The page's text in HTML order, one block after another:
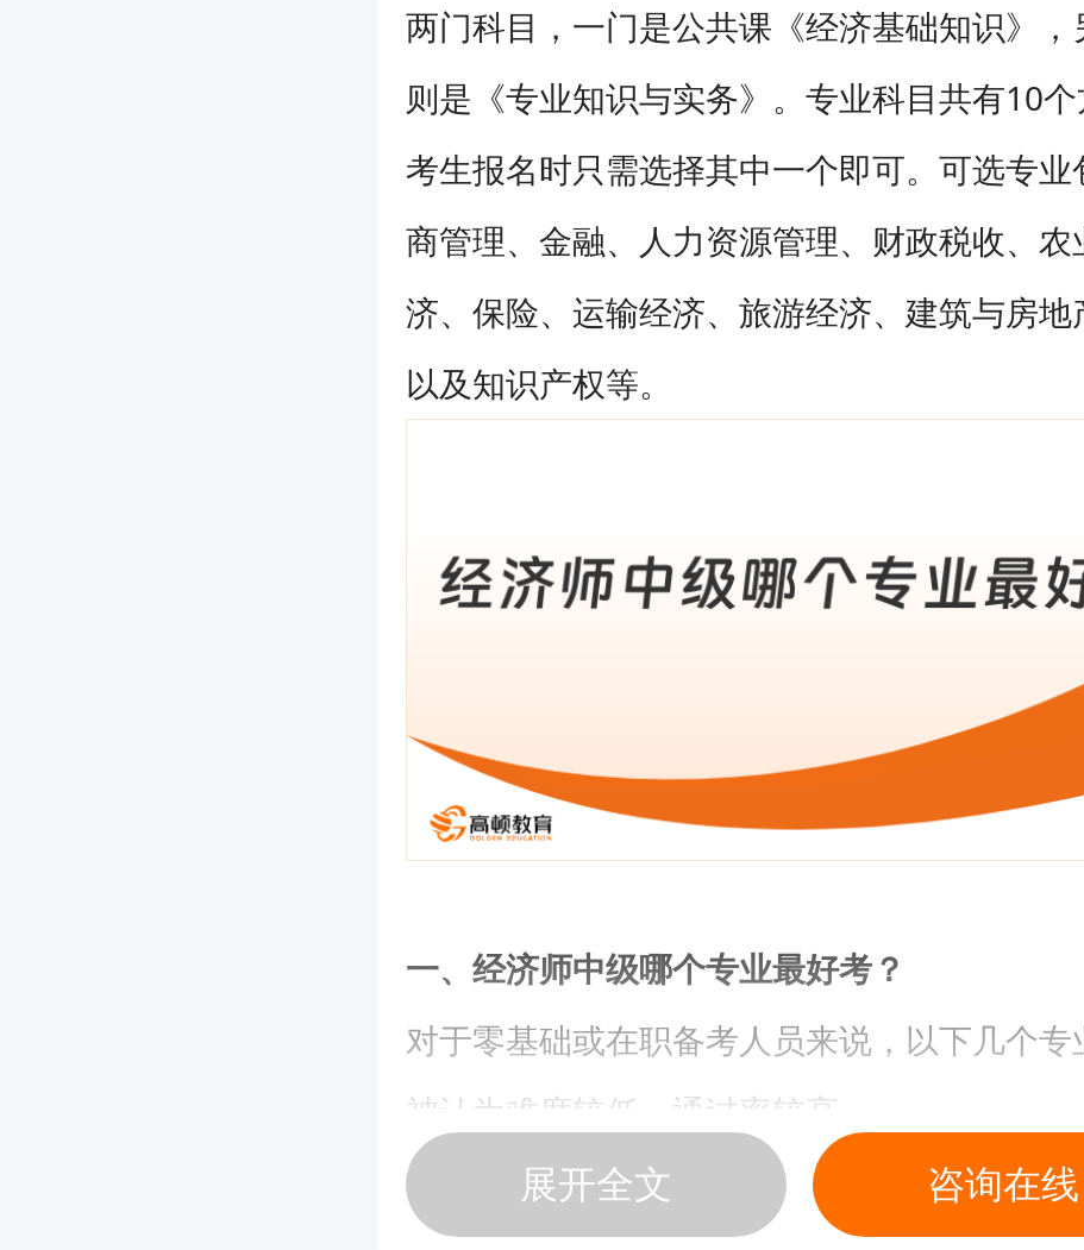
中级经济师选哪个专业最好考？
上班族怎么高效备考？
两门科目，一门是公共课《经济基础知识》，
则是《专业知识与实务》。专业科目共有10个
考生报名时只需选择其中一个即可。可选专业
商管理、金融、人力资源管理、财政税收、农
济、保险、运输经济、旅游经济、建筑与房地
以及知识产权等。
一、经济师中级哪个专业最好考？
对于零基础或在职备考人员来说，以下几个专
被认为难度较低、通过率较高。
1、工商管理：报考热门，整体难度较低
展开全文 咨询在线